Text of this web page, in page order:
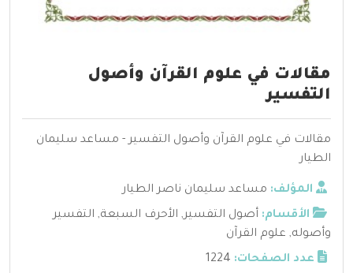
مقالات في علوم القرآن وأصول
التفسير
مقالات في علوم القرآن وأصول التفسير - مساعد سليمان
الطيار
المؤلف: مساعد سليمان ناصر الطيار
الأقسام: أصول التفسير, الأحرف السبعة, التفسير
وأصوله, علوم القرآن
عدد الصفحات: 1224